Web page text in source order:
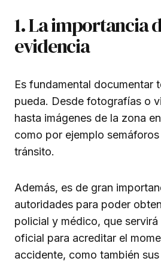
1. La importancia
evidencia
Es fundamental documentar
pueda. Desde fotografías o
hasta imágenes de la zona
como por ejemplo
tránsito.
Además, es de gran
autoridades para poder
policial y médico, que
oficial para acreditar el
accidente, como también sus